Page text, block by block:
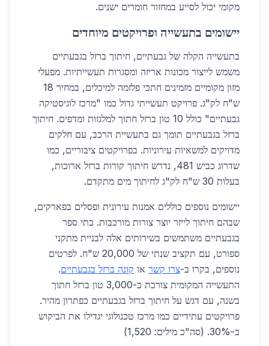
מקומי יכול לסייע במחזור חומרים ישנים.
יישומים בתעשייה ופרויקטים מיוחדים
בתעשייה הקלה של גבעתיים, חיתוך ברזל בגבעתיים
משמש לייצור מכונות אריזה ומסגרות תעשייתיות. מפעלי
מזון מקומיים מזמינים חתכי פלזמה למיכלים, במחיר 18
ש"ח לק"ג. פרויקט תעשייתי גדול כמו "מרכז לוגיסטיקה
גבעתיים" כולל 10 טון ברזל חתוך למלגזות ומדפים. חיתוך
ברזל בגבעתיים תומך גם בתעשיית הרכב, עם חלקים
מדויקים למשאיות עירוניות. בפרויקטים ציבוריים, כמו
שדרוג כביש 481, נדרש חיתוך קורות ברזל ארוכות,
בעלות 30 ש"ח לק"ג לחיתוך מים מתקדם.
יישומים נוספים כוללים אמנות עירונית ופסלים בפארקים,
שבהם חיתוך לייזר יוצר צורות מורכבות. בתי ספר
בגבעתיים משתמשים בשירותים אלה לבניית מתקני
ספורט, עם תקציב שנתי של 20,000 ש"ח. לפרטים
נוספים, בקרו ב-צרו קשר או קונה ברזל בגבעתיים.
התעשייה המקומית צורכת כ-3,000 טון ברזל חתוך
בשנה, עם דגש על חיתוך ברזל בגבעתיים כפתרון מהיר.
פרויקטים עתידיים כמו מרכז טכנולוגי יגדילו את הביקוש
ב-30%. (סה"כ מילים: 1,520)